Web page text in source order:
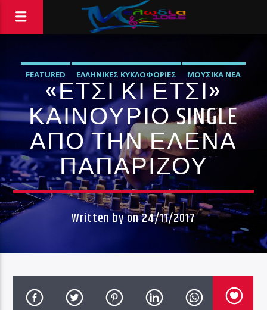
FEATURED ΕΛΛΗΝΙΚΈΣ ΚΥΚΛΟΦΟΡΊΕΣ ΜΟΥΣΙΚΆ ΝΈΑ
«ΈΤΣΙ ΚΙ ΈΤΣΙ»
ΚΑΙΝΟΎΡΙΟ SINGLE
ΑΠΌ ΤΗΝ ΈΛΕΝΑ
ΠΑΠΑΡΊΖΟΥ
Written byon 24/11/2017